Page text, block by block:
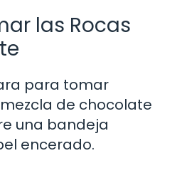
las Rocas
para tomar
de chocolate
una bandeja
encerado.